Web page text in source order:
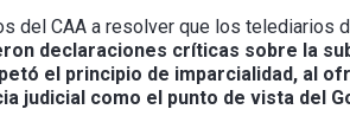
CAA a resolver que los telediarios
declaraciones críticas sobre la
el principio de imparcialidad, al
judicial como el punto de vista del